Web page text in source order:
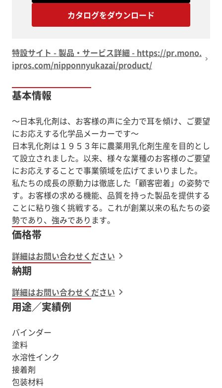
※詳しくはPDF資料をご確認いただくか、お気軽にお問
い合わせください。
カタログをダウンロード
特設サイト - 製品・サービス詳細 - https://pr.mono.
ipros.com/nipponnyukazai/product/
基本情報
～日本乳化剤は、お客様の声に全力で耳を傾け、ご要望
にお応えする化学品メーカーです～
日本乳化剤は１９５３年に農薬用乳化剤生産を目的とし
て設立されました。以来、様々な業種のお客様のご要望
にお応えすることで事業領域を広げてまいりました。
私たちの成長の原動力は徹底した「顧客密着」の姿勢で
す。お客様の求める機能、品質を持った製品を提供する
ことに粘り強く挑戦する。これが創業以来の私たちの姿
価格帯
詳細はお問い合わせください
納期
詳細はお問い合わせください
用途／実績例
バインダー
塗料
水溶性インク
接着剤
包装材料